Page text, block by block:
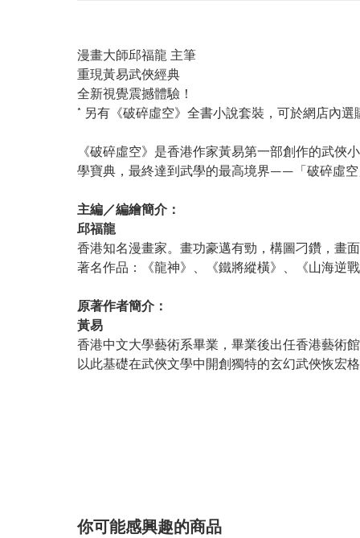
漫畫大師邱福龍 主筆
重現黃易武俠經典
全新視覺震撼體驗！
* 另有《破碎虛空》全書小說套裝，可於網店內
《破碎虛空》是香港作家黃易第一部創作的武
學寶典，最終達到武學的最高境界——「破碎虛
主編／編繪簡介：
邱福龍
香港知名漫畫家。畫功豪邁有勁，構圖刁鑽，畫
著名作品：《龍神》、《鐵將縱橫》、《山海逆
原著作者簡介：
黃易
香港中文大學藝術系畢業，畢業後出任香港藝術
以此基礎在武俠文學中開創獨特的玄幻武俠恢宏
你可能感興趣的商品